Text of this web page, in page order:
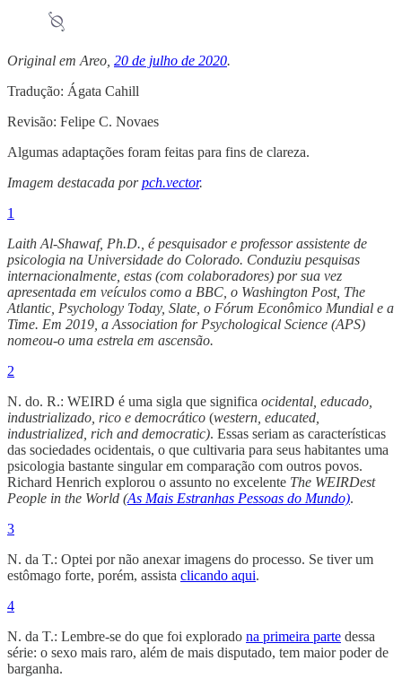
Original em Areo, 20 de julho de 2020.
Tradução: Ágata Cahill
Revisão: Felipe C. Novaes
Algumas adaptações foram feitas para fins de clareza.
Imagem destacada porpch.vector.
1
Laith Al-Shawaf, Ph.D., é pesquisador e professor assistente de
psicologia na Universidade do Colorado. Conduziu pesquisas
internacionalmente, estas (com colaboradores) por sua vez
apresentada em veículos como a BBC, o Washington Post, The
Atlantic, Psychology Today, Slate, o Fórum Econômico Mundial e a
Time. Em 2019, a Association for Psychological Science (APS)
nomeou-o uma estrela em ascensão.
2
N. do. R.: WEIRD é uma sigla que significa ocidental, educado,
industrializado, rico e democrático (western, educated,
industrialized, rich and democratic). Essas seriam as características
das sociedades ocidentais, o que cultivaria para seus habitantes uma
psicologia bastante singular em comparação com outros povos.
Richard Henrich explorou o assunto no excelente The WEIRDest
People in the World (As Mais Estranhas Pessoas do Mundo).
3
N. da T.: Optei por não anexar imagens do processo. Se tiver um
estômago forte, porém, assista clicando aqui.
4
N. da T.: Lembre-se do que foi explorado na primeira parte dessa
série: o sexo mais raro, além de mais disputado, tem maior poder de
barganha.